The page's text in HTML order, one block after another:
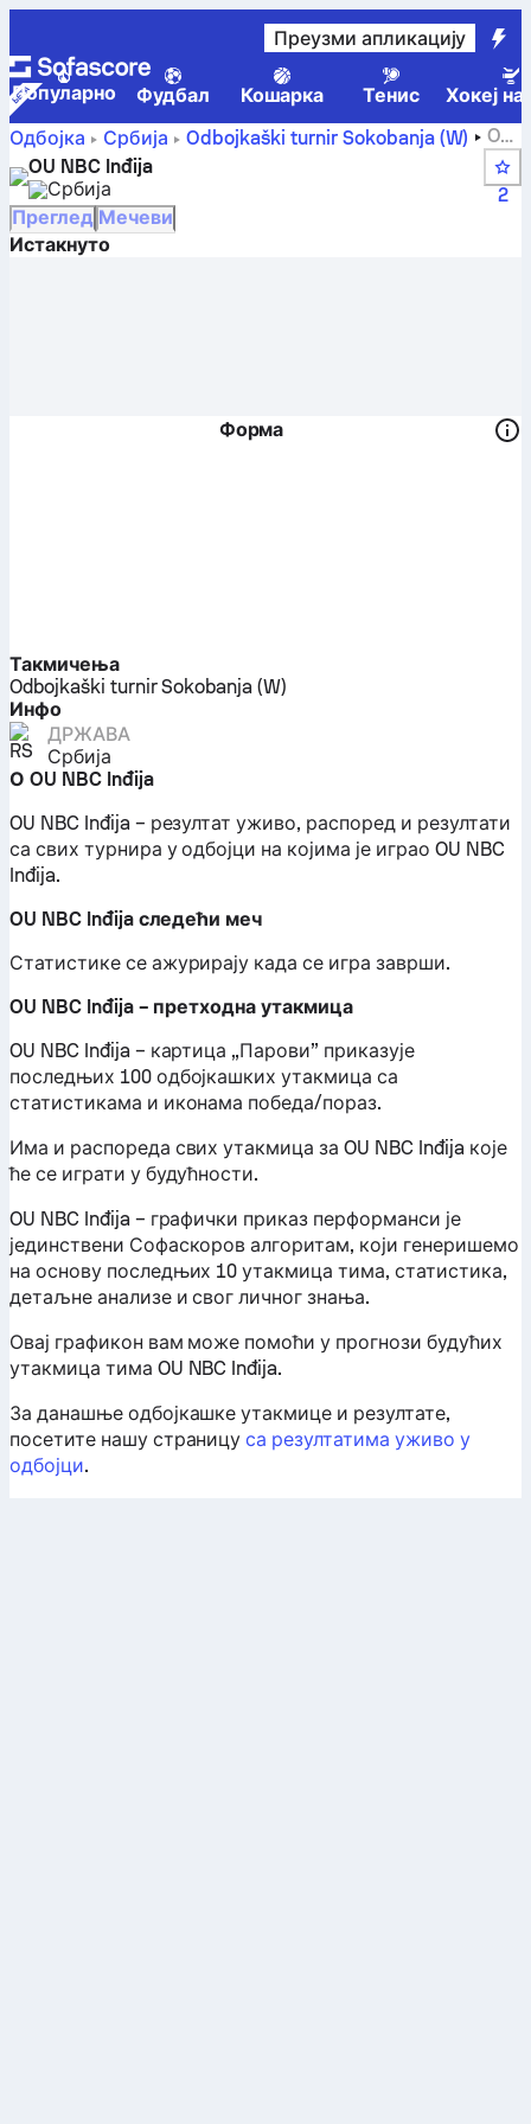
Преузми апликацију
Популарно Фудбал Кошарка Тенис
Хокеј
Одбојка
Србија Odbojkaški turnir Sokobanja (W)
OU
NBC Inđija – резултат уживо, распоред, утакмице и
табела
OU NBC Inđija
Србија
2
Преглед Мечеви
Истакнуто
Форма
Такмичења
Odbojkaški turnir Sokobanja (W)
Инфо
ДРЖАВА
Србија
О OU NBC Inđija
OU NBC Inđija – резултат уживо, распоред и резултати
са свих турнира у одбојци на којима је играо OU NBC
Inđija.
OU NBC Inđija следећи меч
Статистике се ажурирају када се игра заврши.
OU NBC Inđija – претходна утакмица
OU NBC Inđija – картица „Парови” приказује
последњих 100 одбојкашких утакмица са
статистикама и иконама победа/пораз.
Има и распореда свих утакмица за OU NBC Inđija које
ће се играти у будућности.
OU NBC Inđija – графички приказ перформанси је
јединствени Софаскоров алгоритам, који генеришемо
на основу последњих 10 утакмица тима, статистика,
детаљне анализе и свог личног знања.
Овај графикон вам може помоћи у прогнози будућих
утакмица тима OU NBC Inđija.
За данашње одбојкашке утакмице и резултате,
посетите нашу страницуса резултатима уживо у
одбојци.